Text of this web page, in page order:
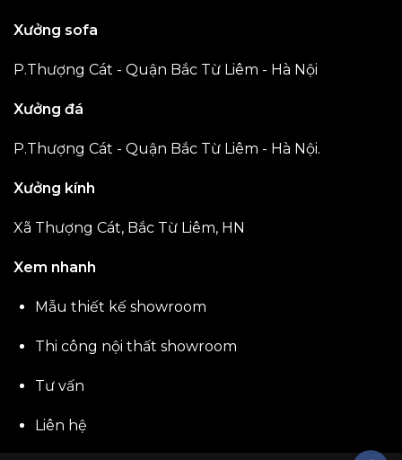
Xưởng sofa
P.Thượng Cát - Quận Bắc Từ Liêm - Hà Nội
Xưởng đá
P.Thượng Cát - Quận Bắc Từ Liêm - Hà Nội.
Xưởng kính
Xã Thượng Cát, Bắc Từ Liêm, HN
Xem nhanh
Mẫu thiết kế showroom
Thi công nội thất showroom
Tư vấn
Liên hệ